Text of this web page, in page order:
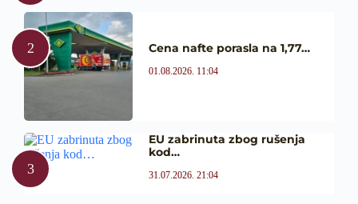
Cena nafte porasla na 1,77…
01.08.2026. 11:04
EU zabrinuta zbog rušenja
kod…
31.07.2026. 21:04